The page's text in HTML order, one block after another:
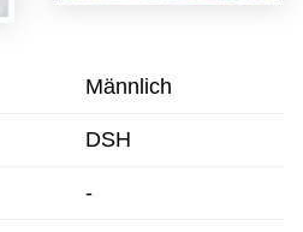
Männlich
DSH
-